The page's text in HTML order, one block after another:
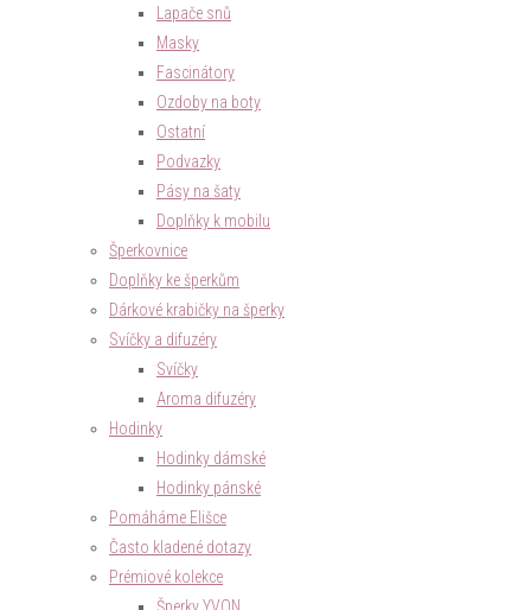
Lapače snů
Masky
Fascinátory
Ozdoby na boty
Ostatní
Podvazky
Pásy na šaty
Doplňky k mobilu
Šperkovnice
Doplňky ke šperkům
Dárkové krabičky na šperky
Svíčky a difuzéry
Svíčky
Aroma difuzéry
Hodinky
Hodinky dámské
Hodinky pánské
Pomáháme Elišce
Často kladené dotazy
Prémiové kolekce
Šperky YVON